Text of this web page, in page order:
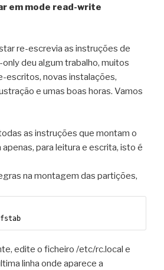
em mode read-write
re-escrevia as instruções de
deu algum trabalho, muitos
escritos, novas instalações,
e umas boas horas. Vamos
as instruções que montam o
para leitura e escrita, isto é
na montagem das partições,
edite o ficheiro /etc/rc.local e
linha onde aparece a